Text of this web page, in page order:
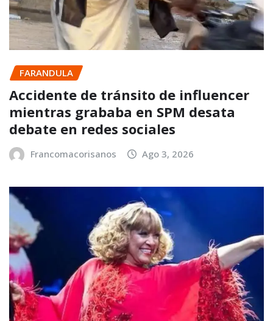
FARANDULA
Accidente de tránsito de influencer
mientras grababa en SPM desata
debate en redes sociales
Francomacorisanos Ago 3, 2026